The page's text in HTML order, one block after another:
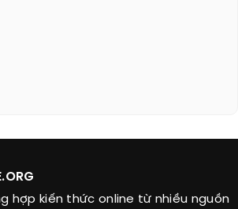
hợp kiến thức online từ nhiều nguồn